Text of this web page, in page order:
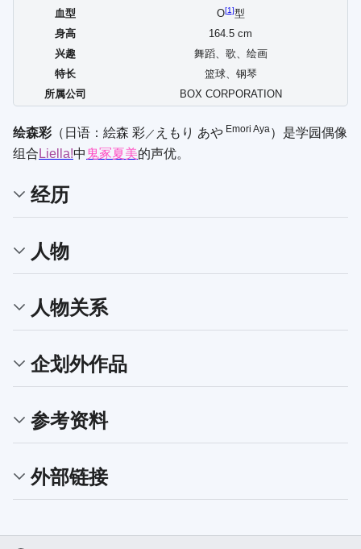
血型
O[1]型
身高
164.5 cm
兴趣
舞蹈、歌、绘画
特长
篮球、钢琴
所属公司
BOX CORPORATION
绘森彩 （日语： 絵森 彩／ えもり あや Emori Aya ）是学园偶像
组合 Liella!中 鬼冢夏美的声优。
经历
人物
人物关系
企划外作品
参考资料
外部链接